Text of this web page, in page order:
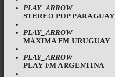
PLAY_ARROW
STEREO POP PARAGUAY
PLAY_ARROW
MÁXIMA FM URUGUAY
PLAY_ARROW
PLAY FM ARGENTINA